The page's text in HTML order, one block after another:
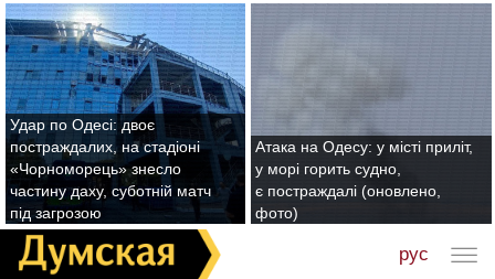
Удар по Одесі: двоє
постраждалих, на стадіоні
«Чорноморець» знесло
частину даху, суботній матч
під загрозою
Атака на Одесу: у місті приліт,
у морі горить судно,
є постраждалі (оновлено,
фото)
рус